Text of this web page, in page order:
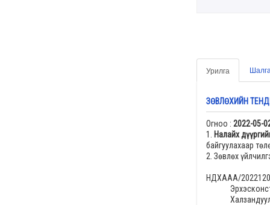
Урилга
ЗӨВЛӨХИЙН
Огноо : 2022-05-
1.
Налайх
байгуулахаар
2. Зөвлөх
НДХААА/